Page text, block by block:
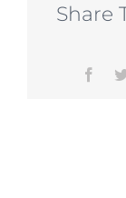
Share